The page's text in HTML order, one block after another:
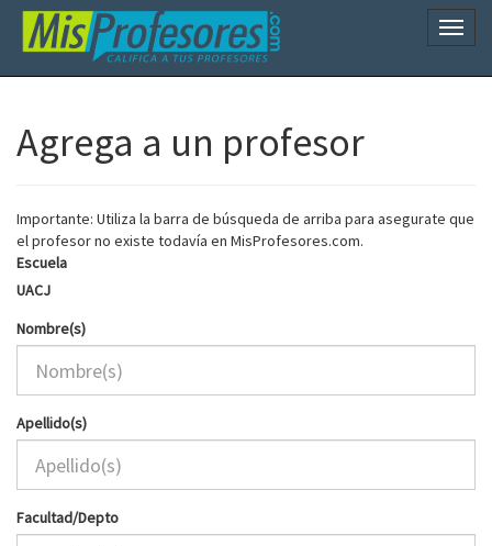
Agrega a un profesor
Importante: Utiliza la barra de búsqueda de arriba para asegurate que
el profesor no existe todavía en MisProfesores.com.
Escuela
UACJ
Nombre(s)
Apellido(s)
Facultad/Depto